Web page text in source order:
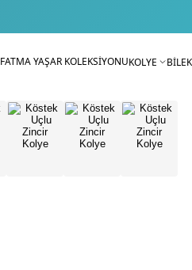
FATMA YAŞAR KOLEKSİYONUKOLYE